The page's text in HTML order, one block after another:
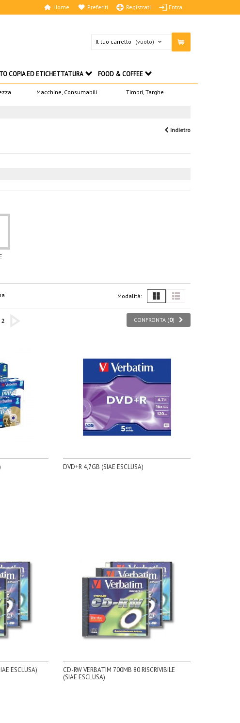
Registrati Entra
Preferiti
Home
Il tuo carrello (vuoto)
Macchine, Consumabili Timbri, Targhe
COPIA ED ETICHETTATURA FOOD & COFFEE
Indietro
Modalità:
CONFRONTA (0)
2
DVD+R 4,7GB (SIAE ESCLUSA)
ESCLUSA)
CD-RW VERBATIM 700MB 80 RISCRIVIBILE
(SIAE ESCLUSA)